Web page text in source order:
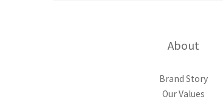
About
Brand Story
Our Values